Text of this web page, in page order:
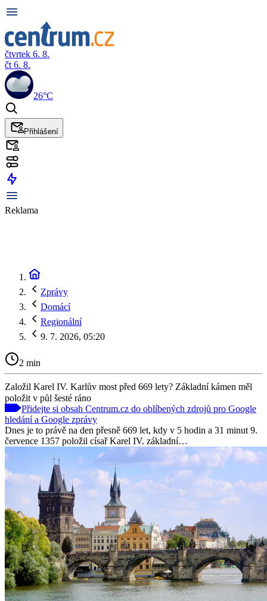
čtvrtek 6. 8.
čt 6. 8.
26°C
Přihlášení
Reklama
Zprávy
Domácí
Regionální
9. 7. 2026, 05:20
2 min
Založil Karel IV. Karlův most před 669 lety? Základní kámen měl
položit v půl šesté ráno
Přidejte si obsah Centrum.cz do oblíbených zdrojů pro Google
hledání a Google zprávy
Dnes je to právě na den přesně 669 let, kdy v 5 hodin a 31 minut 9.
července 1357 položil císař Karel IV. základní…